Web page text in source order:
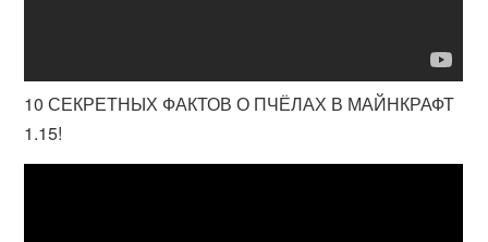
10 СЕКРЕТНЫХ ФАКТОВ О ПЧЁЛАХ В МАЙНКРАФТ
1.15!